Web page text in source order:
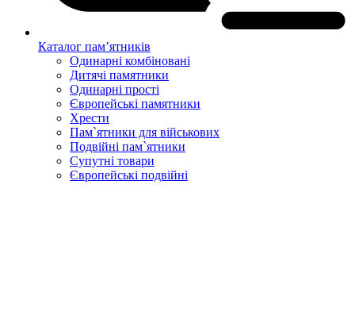
Каталог пам’ятників
Одинарні комбіновані
Дитячі памятники
Одинарні прості
Європейські памятники
Хрести
Пам`ятники для військових
Подвійні пам`ятники
Супутні товари
Європейські подвійні